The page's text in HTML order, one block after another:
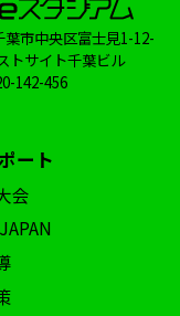
葉市中央区富士見1-12-
トサイト千葉ビル
142-456
ート
会